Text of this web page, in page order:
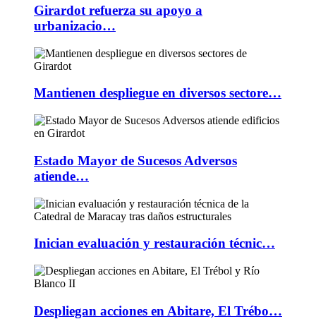
Girardot refuerza su apoyo a
urbanizacio…
Mantienen despliegue en diversos sectore…
Estado Mayor de Sucesos Adversos
atiende…
Inician evaluación y restauración técnic…
Despliegan acciones en Abitare, El Trébo…